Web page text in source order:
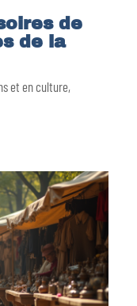
de
de la
et en culture,